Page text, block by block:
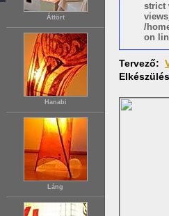
Áttört
Hanabi
Láng
strict
/
on
Tervező: